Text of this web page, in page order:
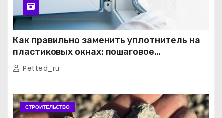
Как правильно заменить уплотнитель на
пластиковых окнах: пошаговое
руководство от экспертов
Petted_ru
СТРОИТЕЛЬСТВО